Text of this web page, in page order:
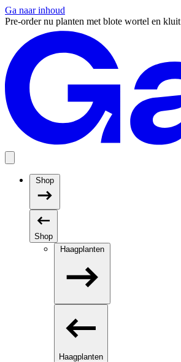
Ga naar inhoud
Pre-order nu planten met blote wortel en kluit
Shop
Shop
Haagplanten
Haagplanten